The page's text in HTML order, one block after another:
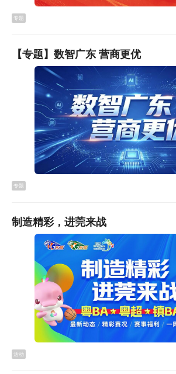
专题
【专题】数智广东 营商更优
专题
制造精彩，进莞来战
活动